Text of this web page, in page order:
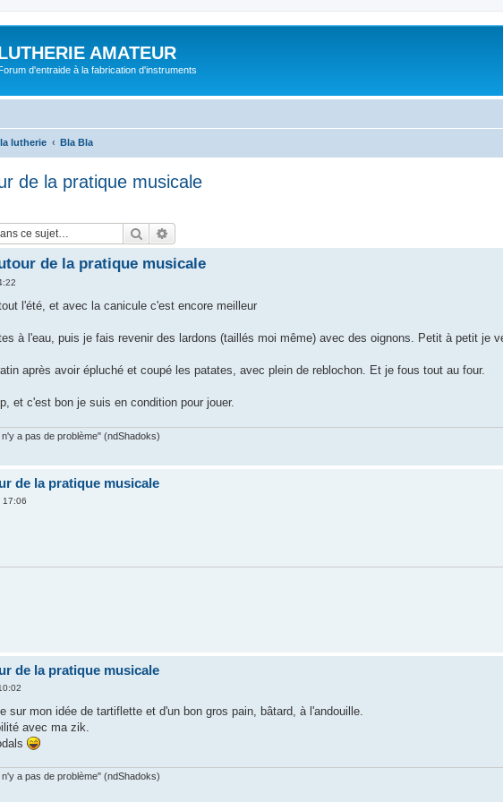
AMATEUR
d'entraide à la fabrication d'instruments
lutherie Bla Bla
de la pratique musicale
Rechercher
de la pratique musicale
l'été, et avec la canicule c'est encore meilleur
à l'eau, puis je fais revenir des lardons (taillés moi même) avec des oignons. Petit à petit je
après avoir épluché et coupé les patates, avec plein de reblochon. Et je fous tout au four.
et c'est bon je suis en condition pour jouer.
a pas de problème" (ndShadoks)
de la pratique musicale
17:06
de la pratique musicale
sur mon idée de tartiflette et d'un bon gros pain, bâtard, à l'andouille.
avec ma zik.
a pas de problème" (ndShadoks)